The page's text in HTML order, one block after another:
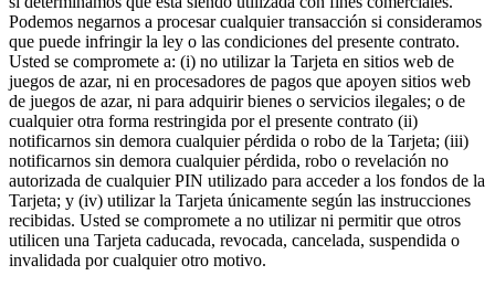
Podemos negarnos a procesar cualquier transacción si consideramos
que puede infringir la ley o las condiciones del presente contrato.
Usted se compromete a: (i) no utilizar la Tarjeta en sitios web de
juegos de azar, ni en procesadores de pagos que apoyen sitios web
de juegos de azar, ni para adquirir bienes o servicios ilegales; o de
cualquier otra forma restringida por el presente contrato (ii)
notificarnos sin demora cualquier pérdida o robo de la Tarjeta; (iii)
notificarnos sin demora cualquier pérdida, robo o revelación no
autorizada de cualquier PIN utilizado para acceder a los fondos de la
Tarjeta; y (iv) utilizar la Tarjeta únicamente según las instrucciones
recibidas. Usted se compromete a no utilizar ni permitir que otros
utilicen una Tarjeta caducada, revocada, cancelada, suspendida o
invalidada por cualquier otro motivo.